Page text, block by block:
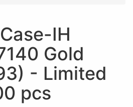
IH
Gold
- Limited
pcs